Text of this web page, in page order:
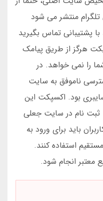
منتشر می شود
پشتیبانی تماس بگیرید
هرگز از طریق پیامک
را نمی خواهد. در
از دسترسی ناموفق به سایت
بود. اکسپکت این
نام در سایت جعلی
باید برای ورود به
استفاده کنند.
معتبر انجام شود.